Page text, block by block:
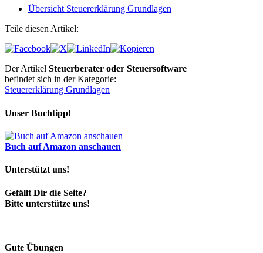
Übersicht Steuererklärung Grundlagen
Teile diesen Artikel:
Der Artikel Steuerberater oder Steuersoftware
befindet sich in der Kategorie:
Steuererklärung Grundlagen
Unser Buchtipp!
Buch auf Amazon anschauen
Unterstützt uns!
Gefällt Dir die Seite?
Bitte unterstütze uns!
Gute Übungen